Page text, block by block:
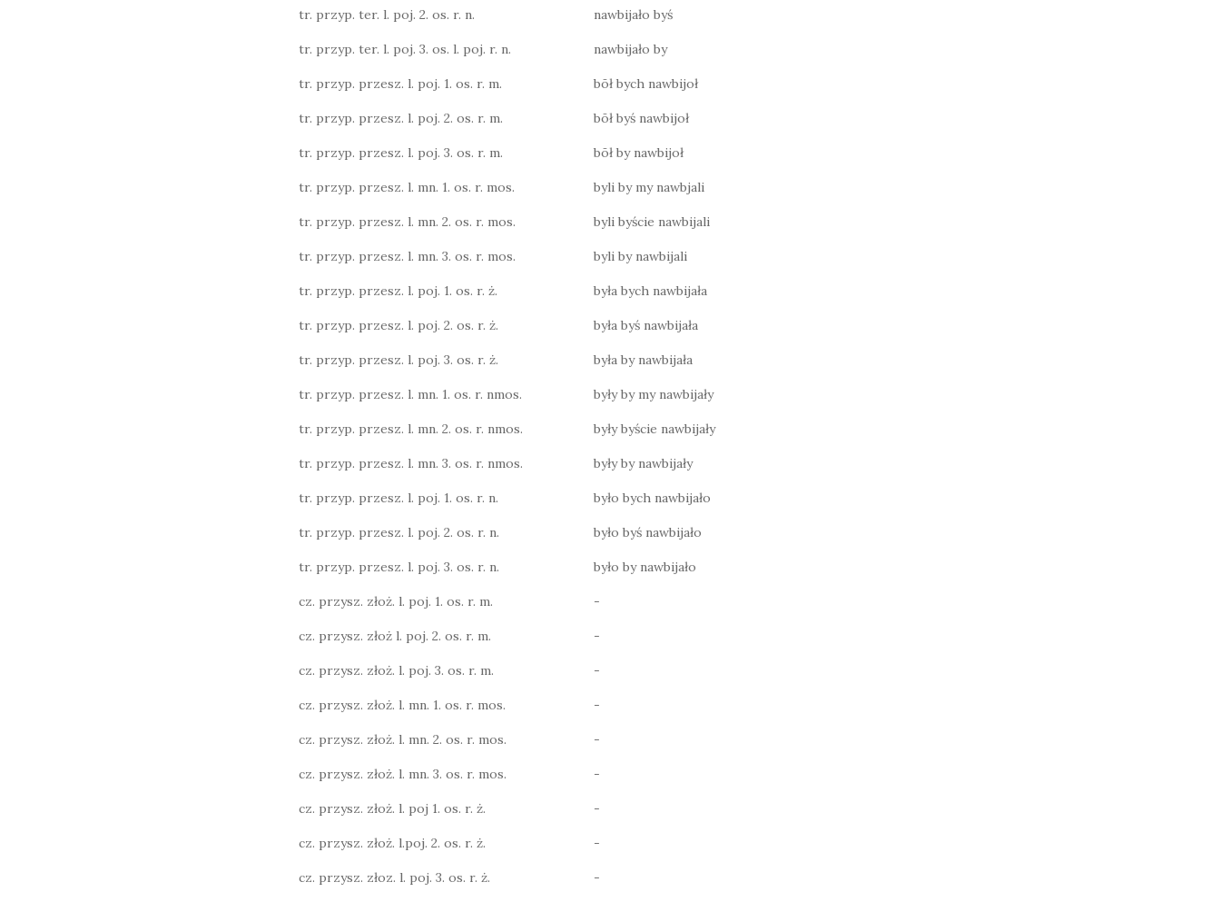
tr. przyp. ter. l. poj. 2. os. r. n. nawbijało byś
tr. przyp. ter. l. poj. 3. os. l. poj. r. n. nawbijało by
tr. przyp. przesz. l. poj. 1. os. r. m. bōł bych nawbijoł
tr. przyp. przesz. l. poj. 2. os. r. m. bōł byś nawbijoł
tr. przyp. przesz. l. poj. 3. os. r. m. bōł by nawbijoł
tr. przyp. przesz. l. mn. 1. os. r. mos. byli by my nawbjali
tr. przyp. przesz. l. mn. 2. os. r. mos. byli byście nawbijali
tr. przyp. przesz. l. mn. 3. os. r. mos. byli by nawbijali
tr. przyp. przesz. l. poj. 1. os. r. ż. była bych nawbijała
tr. przyp. przesz. l. poj. 2. os. r. ż. była byś nawbijała
tr. przyp. przesz. l. poj. 3. os. r. ż. była by nawbijała
tr. przyp. przesz. l. mn. 1. os. r. nmos. były by my nawbijały
tr. przyp. przesz. l. mn. 2. os. r. nmos. były byście nawbijały
tr. przyp. przesz. l. mn. 3. os. r. nmos. były by nawbijały
tr. przyp. przesz. l. poj. 1. os. r. n. było bych nawbijało
tr. przyp. przesz. l. poj. 2. os. r. n. było byś nawbijało
tr. przyp. przesz. l. poj. 3. os. r. n. było by nawbijało
cz. przysz. złoż. l. poj. 1. os. r. m. -
cz. przysz. złoż l. poj. 2. os. r. m. -
cz. przysz. złoż. l. poj. 3. os. r. m. -
cz. przysz. złoż. l. mn. 1. os. r. mos. -
cz. przysz. złoż. l. mn. 2. os. r. mos. -
cz. przysz. złoż. l. mn. 3. os. r. mos. -
cz. przysz. złoż. l. poj 1. os. r. ż. -
cz. przysz. złoż. l.poj. 2. os. r. ż. -
cz. przysz. złoz. l. poj. 3. os. r. ż. -